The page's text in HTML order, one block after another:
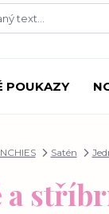
POUKAZY
Satén
a